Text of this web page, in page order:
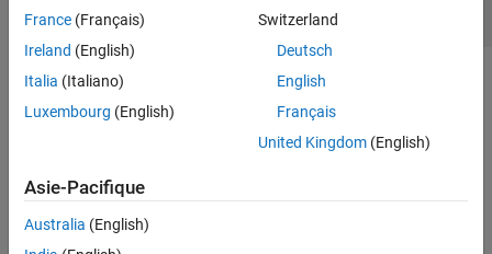
France (Français)
Ireland (English)
Italia (Italiano)
Luxembourg (English)
Switzerland
Deutsch
English
Français
United Kingdom(English)
Asie-Pacifique
Australia (English)